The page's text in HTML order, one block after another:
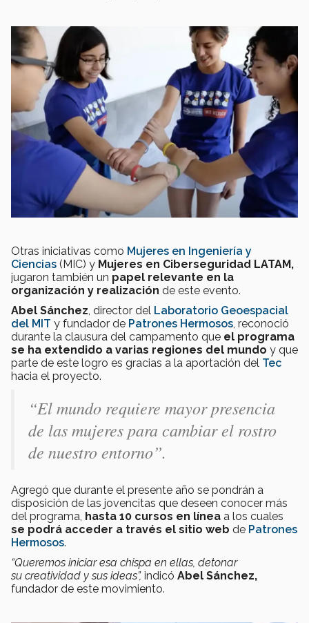
Otras iniciativas como Mujeres en Ingeniería y
Ciencias (MIC) y Mujeres en Ciberseguridad LATAM,
jugaron también un papel relevante en la
organización y realización de este evento.
Abel Sánchez, director del Laboratorio Geoespacial
del MIT y fundador de Patrones Hermosos, reconoció
durante la clausura del campamento que el programa
se ha extendido a varias regiones del mundo y que
parte de este logro es gracias a la aportación del Tec
hacia el proyecto.
“El mundo requiere mayor presencia
de las mujeres para cambiar el rostro
de nuestro entorno”.
Agregó que durante el presente año se pondrán a
disposición de las jovencitas que deseen conocer más
del programa, hasta 10 cursos en línea a los cuales
se podrá acceder a través el sitio web de Patrones
Hermosos.
“Queremos iniciar esa chispa en ellas, detonar
su creatividad y sus ideas”, indicó Abel Sánchez,
fundador de este movimiento.